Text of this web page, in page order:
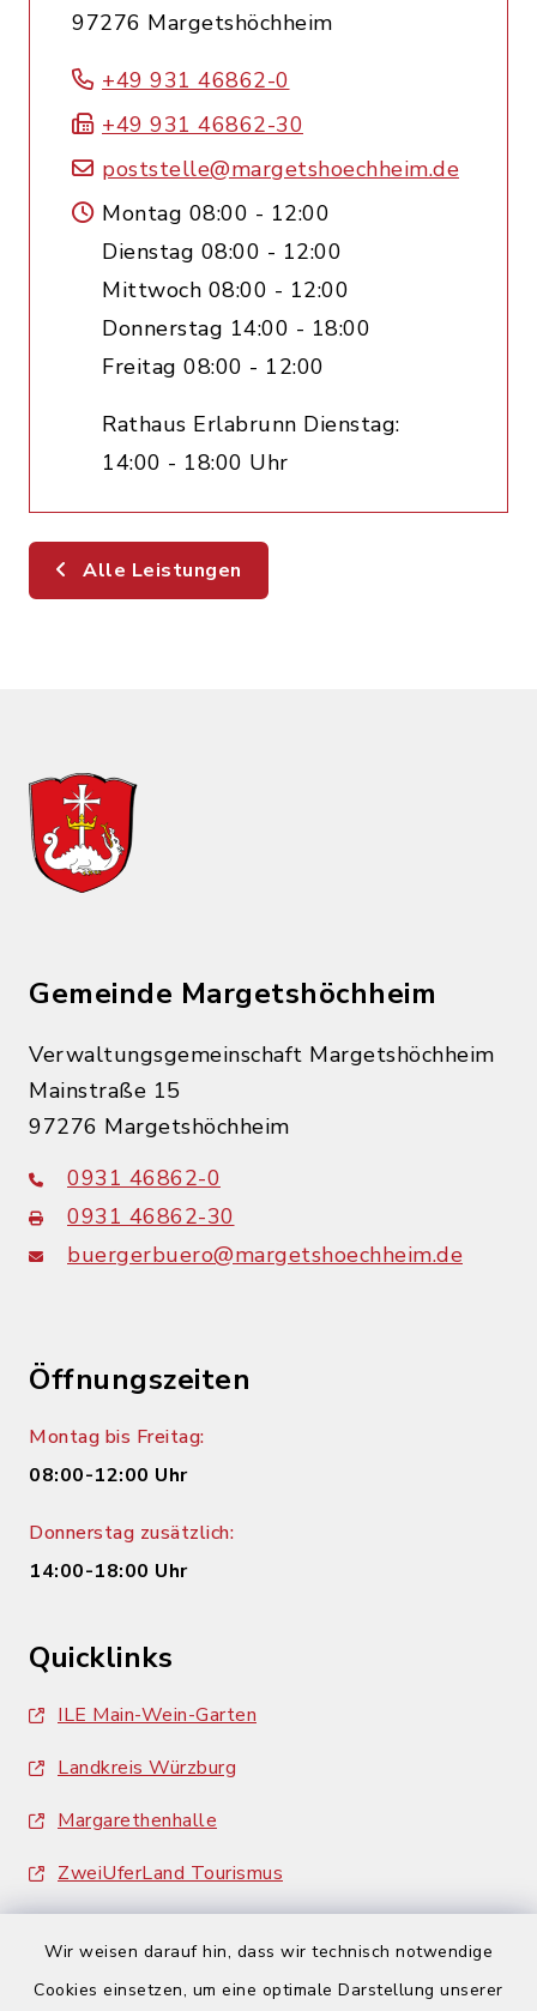
Wir weisen darauf hin, dass wir technisch notwendige
Cookies einsetzen, um eine optimale Darstellung unserer
97276 Margetshöchheim
+49 931 46862-0
+49 931 46862-30
poststelle@margetshoechheim.de
Montag 08:00 - 12:00
Dienstag 08:00 - 12:00
Mittwoch 08:00 - 12:00
Donnerstag 14:00 - 18:00
Freitag 08:00 - 12:00
Rathaus Erlabrunn Dienstag:
14:00 - 18:00 Uhr
Alle Leistungen
Gemeinde Margetshöchheim
Verwaltungsgemeinschaft Margetshöchheim
Mainstraße 15
97276 Margetshöchheim
0931 46862-0
0931 46862-30
buergerbuero@margetshoechheim.de
Öffnungszeiten
Montag bis Freitag:
08:00-12:00 Uhr
Donnerstag zusätzlich:
14:00-18:00 Uhr
Quicklinks
ILE Main-Wein-Garten
Landkreis Würzburg
Margarethenhalle
ZweiUferLand Tourismus